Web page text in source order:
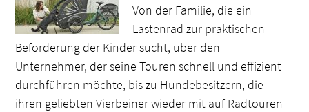
Von der Familie, die ein
Lastenrad zur praktischen
Beförderung der Kinder sucht, über den
Unternehmer, der seine Touren schnell und effizient
durchführen möchte, bis zu Hundebesitzern, die
ihren geliebten Vierbeiner wieder mit auf Radtouren